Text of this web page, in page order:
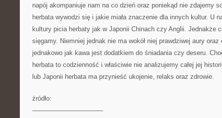
napój akompaniuje nam na co dzień oraz poniekąd nie zdajemy
herbata wywodzi się i jakie miała znaczenie dla innych kultur. U
kultury picia herbaty jak w Japonii Chinach czy Anglii. Jednakże
sięgamy. Niemniej jednak nie ma wokół niej prawdziwej aury oraz
jednakowo jak kawa jest dodatkiem do śniadania czy deseru.
herbata to codzienność i właściwie nie analizujemy całej jej
lub Japonii herbata ma przynieść ukojenie, relaks oraz zdrowie.
źródło:
———————————